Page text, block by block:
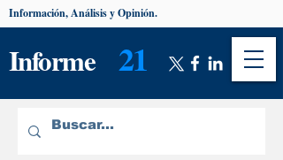
Informe 21
Información, Análisis y Opinión.